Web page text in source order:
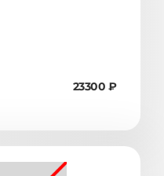
23300 ₽